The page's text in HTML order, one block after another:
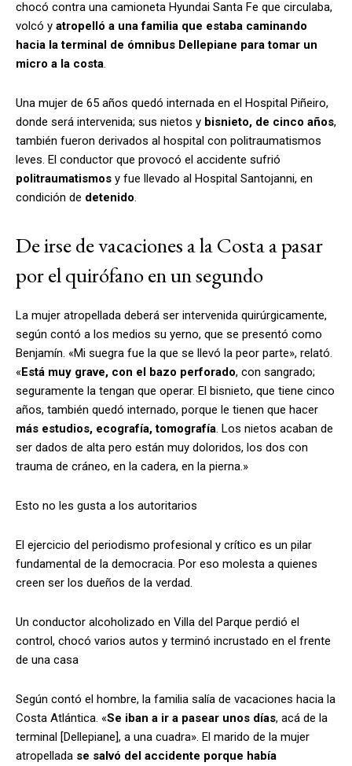
chocó contra una camioneta Hyundai Santa Fe que circulaba,
volcó y atropelló a una familia que estaba caminando
hacia la terminal de ómnibus Dellepiane para tomar un
micro a la costa.
Una mujer de 65 años quedó internada en el Hospital Piñeiro,
donde será intervenida; sus nietos y bisnieto, de cinco años,
también fueron derivados al hospital con politraumatismos
leves. El conductor que provocó el accidente sufrió
politraumatismos y fue llevado al Hospital Santojanni, en
condición de detenido.
De irse de vacaciones a la Costa a pasar
por el quirófano en un segundo
La mujer atropellada deberá ser intervenida quirúrgicamente,
según contó a los medios su yerno, que se presentó como
Benjamín. «Mi suegra fue la que se llevó la peor parte», relató.
«Está muy grave, con el bazo perforado, con sangrado;
seguramente la tengan que operar. El bisnieto, que tiene cinco
años, también quedó internado, porque le tienen que hacer
más estudios, ecografía, tomografía. Los nietos acaban de
ser dados de alta pero están muy doloridos, los dos con
trauma de cráneo, en la cadera, en la pierna.»
Esto no les gusta a los autoritarios
El ejercicio del periodismo profesional y crítico es un pilar
fundamental de la democracia. Por eso molesta a quienes
creen ser los dueños de la verdad.
Un conductor alcoholizado en Villa del Parque perdió el
control, chocó varios autos y terminó incrustado en el frente
de una casa
Según contó el hombre, la familia salía de vacaciones hacia la
Costa Atlántica. «Se iban a ir a pasear unos días, acá de la
terminal [Dellepiane], a una cuadra». El marido de la mujer
atropellada se salvó del accidente porque había